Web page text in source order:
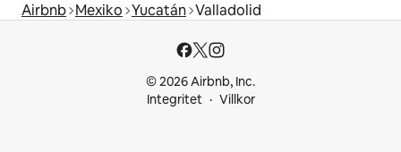
Airbnb Mexiko Yucatán Valladolid
© 2026 Airbnb, Inc.
Integritet
Villkor